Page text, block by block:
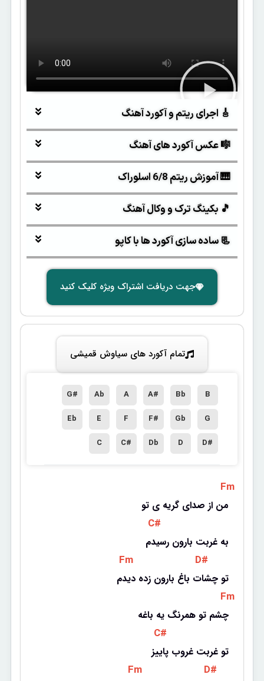
🎸 اجرای ریتم و آکورد آهنگ
🎼 عکس آکورد های آهنگ
🎹 آموزش ریتم 6/8 اسلوراک
🎵 بکینگ ترک و وکال آهنگ
📃 ساده سازی آکورد ها با کاپو
جهت دریافت اشتراک ویژه کلیک کنید
تمام آکورد های سیاوش قمیشی
B
Bb
A#
A
Ab
G#
G
Gb
F#
F
E
Eb
D#
D
Db
C#
C
Fm
من از صدای گریه ی تو
C#
به غربت بارون رسیدم
Fm D#
تو چشات باغ بارون زده دیدم
Fm
چشم تو همرنگ یه باغه
C#
تو غربت غروب پاییز
Fm D#